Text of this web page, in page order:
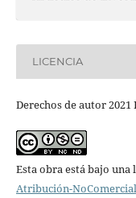
LICENCIA
Derechos de autor 2021
Esta obra está bajo
Atribución-